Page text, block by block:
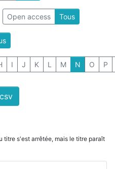
Open access Tous
I J K L M N O P
titre s'est arrêtée, mais le titre paraît